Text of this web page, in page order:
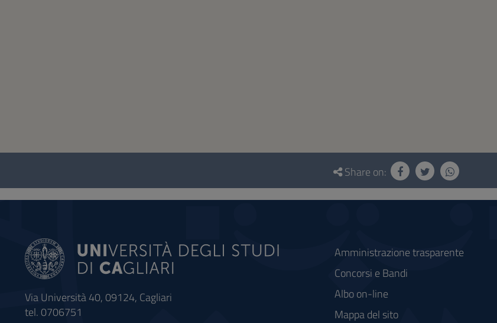
Questionnaire
social
Share on:
Via Università 40, 09124, Cagliari
tel. 0706751
Amministrazione trasparente
Concorsi e Bandi
Albo on-line
Mappa del sito